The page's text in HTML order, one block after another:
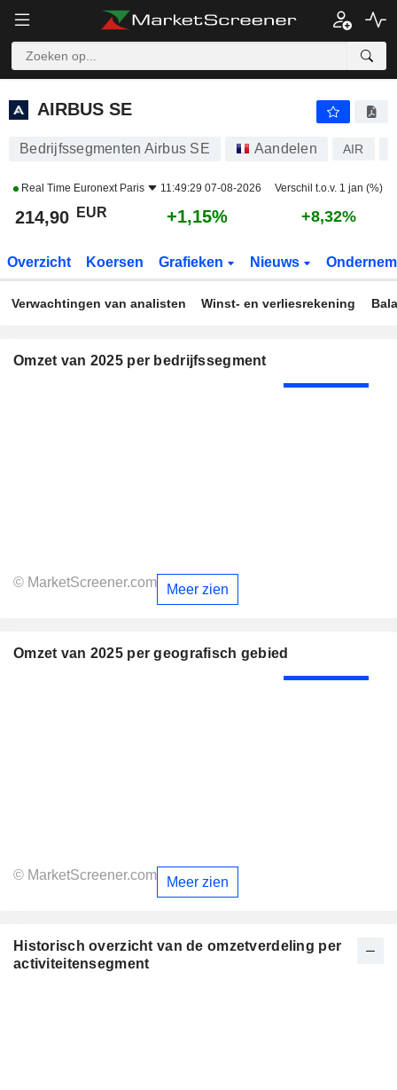
AIRBUS SE
AIRBUS SE
Bedrijfssegmenten Airbus SE Aandelen AIR
Real Time Euronext Paris 11:49:29 07-08-2026 Verschil t.o.v. 1 jan (%)
214,90 EUR +1,15% +8,32%
Overzicht Koersen Grafieken Nieuws
Verwachtingen van analisten Winst- en verliesrekening
Omzet van 2025 per bedrijfssegment
© MarketScreener.com Meer zien
Omzet van 2025 per geografisch gebied
© MarketScreener.com Meer zien
Historisch overzicht van de omzetverdeling per
activiteitensegment